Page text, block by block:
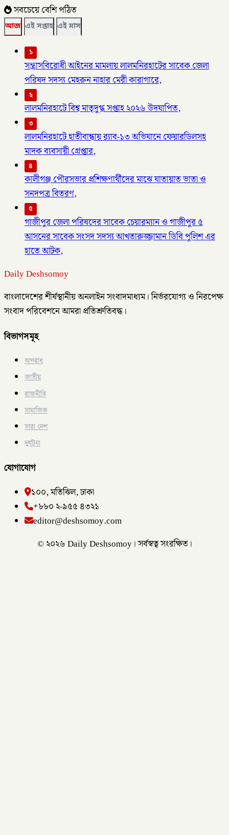
সবচেয়ে বেশি পঠিত
আজ এই সপ্তাহ এই মাস
১
সন্ত্রাসবিরোধী আইনের মামলায় লালমনিরহাটের সাবেক জেলা
পরিষদ সদস্য মেহরুন নাহার মেরী কারাগারে,
২
লালমনিরহাটে বিশ্ব মাতৃদুগ্ধ সপ্তাহ ২০২৬ উদযাপিত,
৩
লালমনিরহাটে হাতীবান্ধায় র‌্যাব-১৩ অভিযানে ফেয়ারডিলসহ
মাদক ব্যবসায়ী গ্রেপ্তার,
৪
কালীগঞ্জ পৌরসভার প্রশিক্ষণার্থীদের মাঝে যাতায়াত ভাতা ও
সনদপত্র বিতরণ,
৫
গাজীপুর জেলা পরিষদের সাবেক চেয়ারম্যান ও গাজীপুর ৫
আসনের সাবেক সংসদ সদস্য আখতারুজ্জামান ডিবি পুলিশ এর
হাতে আটক,
Daily Deshsomoy
বাংলাদেশের শীর্ষস্থানীয় অনলাইন সংবাদমাধ্যম। নির্ভরযোগ্য ও নিরপেক্ষ
সংবাদ পরিবেশনে আমরা প্রতিশ্রুতিবদ্ধ।
বিভাগসমূহ
অপরাধ
জাতীয়
রাজনীতি
সামাজিক
সারা দেশ
দুর্ঘটনা
যোগাযোগ
১০০, মতিঝিল, ঢাকা
+৮৮০ ২-৯৫৫ ৪৩২১
editor@deshsomoy.com
© ২০২৬ Daily Deshsomoy। সর্বস্বত্ব সংরক্ষিত।